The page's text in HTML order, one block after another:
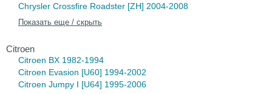
Chrysler Crossfire Roadster [ZH] 2004-2008
Показать еще / скрыть
Citroen
Citroen BX 1982-1994
Citroen Evasion [U60] 1994-2002
Citroen Jumpy I [U64] 1995-2006